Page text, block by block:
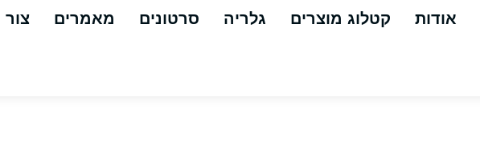
אודות קטלוג מוצרים גלריה סרטונים מאמרים